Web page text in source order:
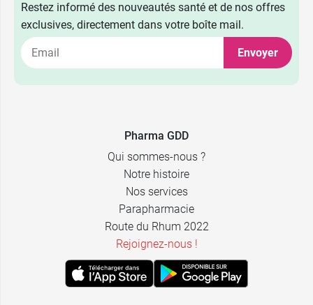
13,89 €
Restez informé des nouveautés santé et de nos offres
exclusives, directement dans votre boîte mail.
Envoyer
Pharma GDD
Qui sommes-nous ?
Notre histoire
Nos services
Parapharmacie
Route du Rhum 2022
Rejoignez-nous !